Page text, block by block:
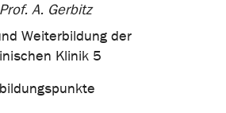
A. Gerbitz
Weiterbildung der
Klinik 5